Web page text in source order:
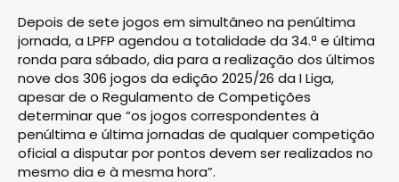
Depois de sete jogos em simultâneo na penúltima
jornada, a LPFP agendou a totalidade da 34.ª e última
ronda para sábado, dia para a realização dos últimos
nove dos 306 jogos da edição 2025/26 da I Liga,
apesar de o Regulamento de Competições
determinar que “os jogos correspondentes à
penúltima e última jornadas de qualquer competição
oficial a disputar por pontos devem ser realizados no
mesmo dia e à mesma hora”.